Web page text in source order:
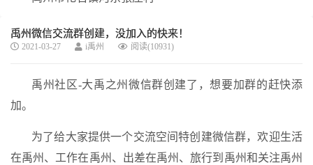
禹州微信交流群创建，没加入的快来！
2021-03-27 i禹州 阅读(10931)
禹州社区-大禹之州微信群创建了，想要加群的赶快添
加。
为了给大家提供一个交流空间特创建微信群，欢迎生活
在禹州、工作在禹州、出差在禹州、旅行到禹州和关注禹州